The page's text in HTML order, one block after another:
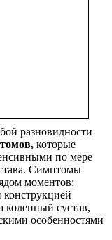
разновидности
которые
по мере
Симптомы
моментов:
коленный сустав,
особенностями